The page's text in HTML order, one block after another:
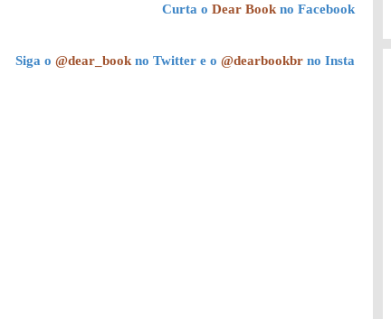
Curta oDear Book no Facebook
Siga o@dear_book no Twitter e o@dearbookbr no Insta